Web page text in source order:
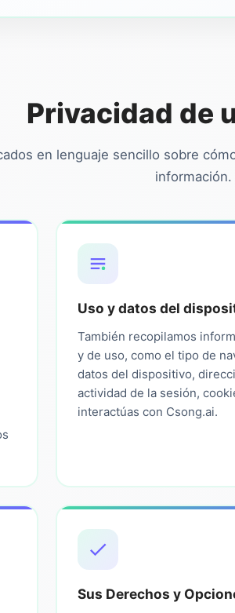
Privacidad de
en lenguaje sencillo sobre
información.
Uso y datos del
También recopilamos
y de uso, como el tipo de
datos del dispositivo,
actividad de la sesión,
interactúas con Csong.ai.
Sus Derechos y